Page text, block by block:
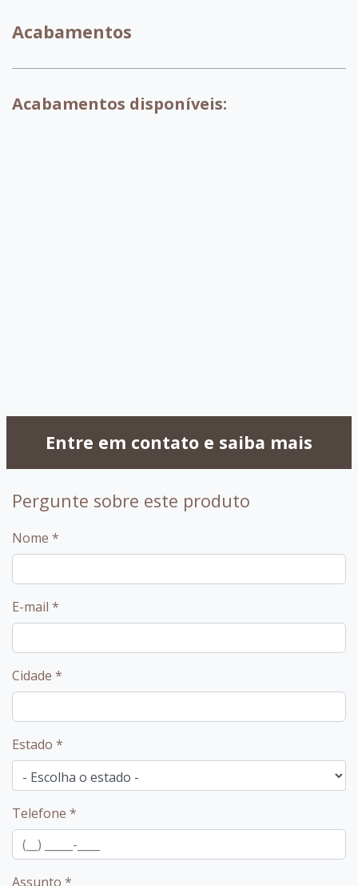
Acabamentos
Acabamentos disponíveis:
Entre em contato e saiba mais
Pergunte sobre este produto
Nome *
E-mail *
Cidade *
Estado *
Telefone *
Assunto *